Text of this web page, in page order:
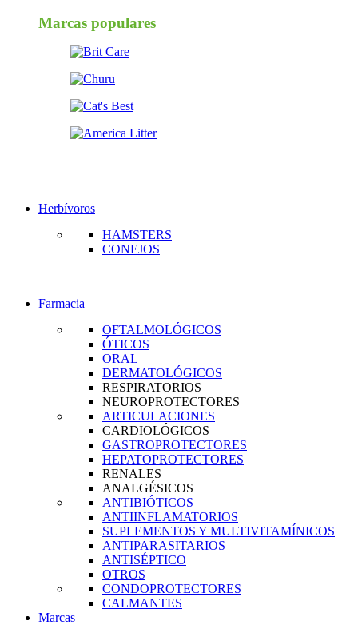
Marcas populares
Herbívoros
HAMSTERS
CONEJOS
Farmacia
OFTALMOLÓGICOS
ÓTICOS
ORAL
DERMATOLÓGICOS
RESPIRATORIOS
NEUROPROTECTORES
ARTICULACIONES
CARDIOLÓGICOS
GASTROPROTECTORES
HEPATOPROTECTORES
RENALES
ANALGÉSICOS
ANTIBIÓTICOS
ANTIINFLAMATORIOS
SUPLEMENTOS Y MULTIVITAMÍNICOS
ANTIPARASITARIOS
ANTISÉPTICO
OTROS
CONDOPROTECTORES
CALMANTES
Marcas